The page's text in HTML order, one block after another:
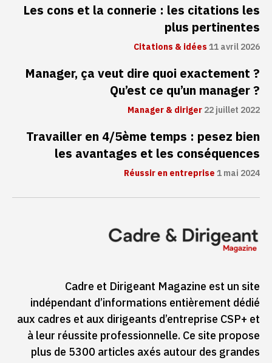
Les cons et la connerie : les citations les
plus pertinentes
Citations & idées11 avril 2026
Manager, ça veut dire quoi exactement ?
Qu’est ce qu’un manager ?
Manager & diriger22 juillet 2022
Travailler en 4/5ème temps : pesez bien
les avantages et les conséquences
Réussir en entreprise1 mai 2024
Cadre et Dirigeant Magazine est un site
indépendant d’informations entièrement dédié
aux cadres et aux dirigeants d’entreprise CSP+ et
à leur réussite professionnelle. Ce site propose
plus de 5300 articles axés autour des grandes